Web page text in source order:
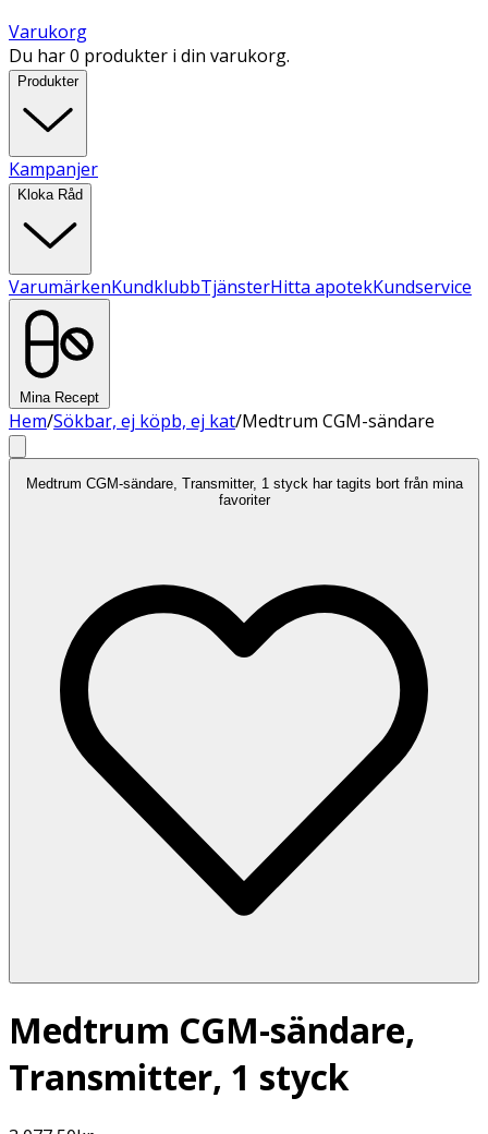
Varukorg
Du har 0 produkter i din varukorg.
Produkter
Kampanjer
Kloka Råd
VarumärkenKundklubbTjänsterHitta apotekKundservice
Mina Recept
Hem/Sökbar, ej köpb, ej kat/Medtrum CGM-sändare
Medtrum CGM-sändare, Transmitter, 1 styck har tagits bort från mina
favoriter
Medtrum CGM-sändare,
Transmitter, 1 styck